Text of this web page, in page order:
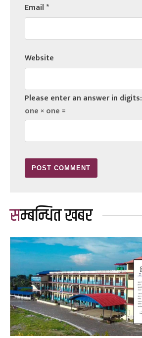
Email*
Website
Please enter an answer in digits:
one × one =
सम्बन्धित खबर